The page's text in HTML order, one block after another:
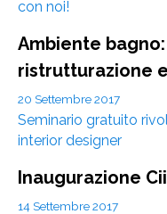
con noi!
Ambiente
ristrutturazione
20 Settembre 2017
Seminario gratuito
interior designer
Inaugurazione
14 Settembre 2017